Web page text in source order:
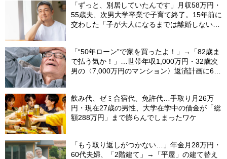
「ずっと、別居していたんです」月収58万円・
55歳夫、次男大学卒業で子育て終了。15年前に
交わした「子が大人になるまでは離婚しない」
「“50年ローン”で家を買ったよ！」→「82歳ま
で払う気か！」…世帯年収1,000万円・32歳次
男の〈7,000万円のマンション〉返済計画に61
飲み代、ゼミ合宿代、免許代…手取り月26万
円・現在27歳の男性、大学在学中の借金が「総
額288万円」まで膨らんでしまったワケ
「もう取り返しがつかない…」年金月28万円・
60代夫婦、「2階建て」→「平屋」の建て替え